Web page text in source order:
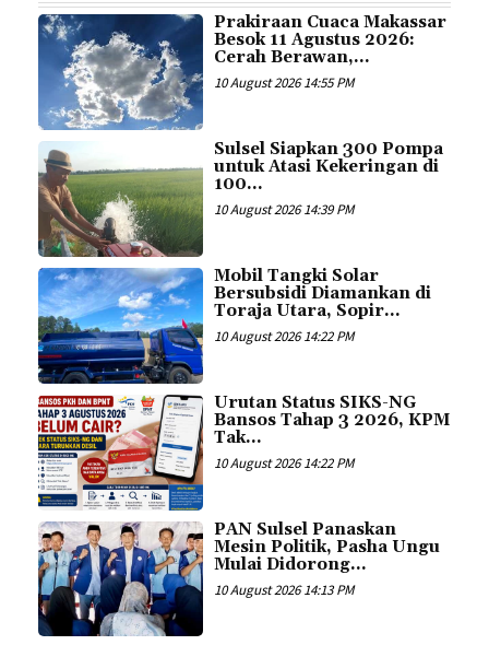
Prakiraan Cuaca Makassar
Besok 11 Agustus 2026:
Cerah Berawan,...
10 August 2026 14:55 PM
Sulsel Siapkan 300 Pompa
untuk Atasi Kekeringan di
100...
10 August 2026 14:39 PM
Mobil Tangki Solar
Bersubsidi Diamankan di
Toraja Utara, Sopir...
10 August 2026 14:22 PM
Urutan Status SIKS-NG
Bansos Tahap 3 2026, KPM
Tak...
10 August 2026 14:22 PM
PAN Sulsel Panaskan
Mesin Politik, Pasha Ungu
Mulai Didorong...
10 August 2026 14:13 PM